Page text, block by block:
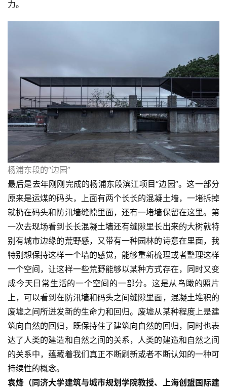
力。
杨浦东段的“边园”
最后是去年刚刚完成的杨浦东段滨江项目“边园”。这一部分
原来是运煤的码头，上面有两个长长的混凝土墙，一堵拆掉
就扔在码头和防汛墙缝隙里面，还有一堵墙保留在这里。第
一次去现场看到长长混凝土墙还有缝隙里长出来的大树就特
别有城市边缘的荒野感，又带有一种园林的诗意在里面，我
特别想保持这样一个墙的感觉，能够重新梳理或者整理这样
一个空间，让这样一些荒野能够以某种方式存在，同时又变
成今天日常生活的一个空间的一部分。这是从鸟瞰的照片
上，可以看到在防汛墙和码头之间缝隙里面，混凝土堆积的
废墟之间所迸发新的生命力和回归。废墟从某种程度上是建
筑向自然的回归，既保持住了建筑向自然的回归，同时也表
达了人类的建造和自然之间的关系，人类的建造和自然之间
的关系中，蕴藏着我们真正不断刷新或者不断认知的一种可
持续性的概念。
袁烽（同济大学建筑与城市规划学院教授、上海创盟国际建